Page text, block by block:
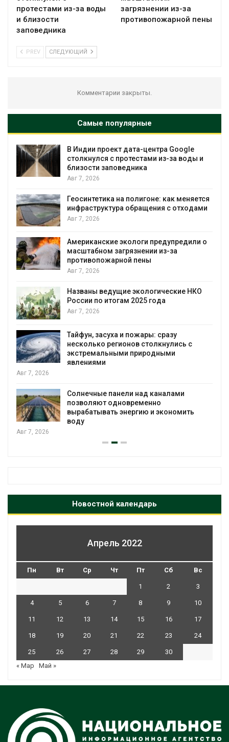
протестами из-за воды
и близости
заповедника
загрязнении из-за
противопожарной пены
PREV СЛЕДУЮЩИЙ
Комментарии закрыты.
Самые популярные
В Индии проект дата-центра Google
столкнулся с протестами из-за воды и
близости заповедника
Авг 7, 2026
Геосинтетика на полигоне: как меняется
инфраструктура обращения с отходами
Авг 7, 2026
Американские экологи предупредили о
масштабном загрязнении из-за
противопожарной пены
Авг 7, 2026
Названы ведущие экологические НКО
России по итогам 2025 года
Авг 7, 2026
Тайфун, засуха и пожары: сразу
несколько регионов столкнулись с
экстремальными природными
явлениями
Авг 7, 2026
Солнечные панели над каналами
позволяют одновременно
вырабатывать энергию и экономить
воду
Авг 7, 2026
Новостной календарь
Апрель 2022
Пн Вт Ср Чт Пт Сб Вс
1 2 3
4 5 6 7 8 9 10
11 12 13 14 15 16 17
18 19 20 21 22 23 24
25 26 27 28 29
30
« Мар
Май »